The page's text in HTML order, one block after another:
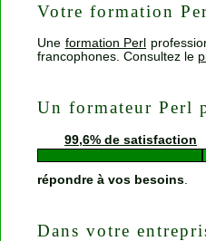
Votre formation
Une formation Perl
francophones. Consultez le
Un formateur Perl
99,6% de satisfaction
répondre à vos besoins
Dans votre